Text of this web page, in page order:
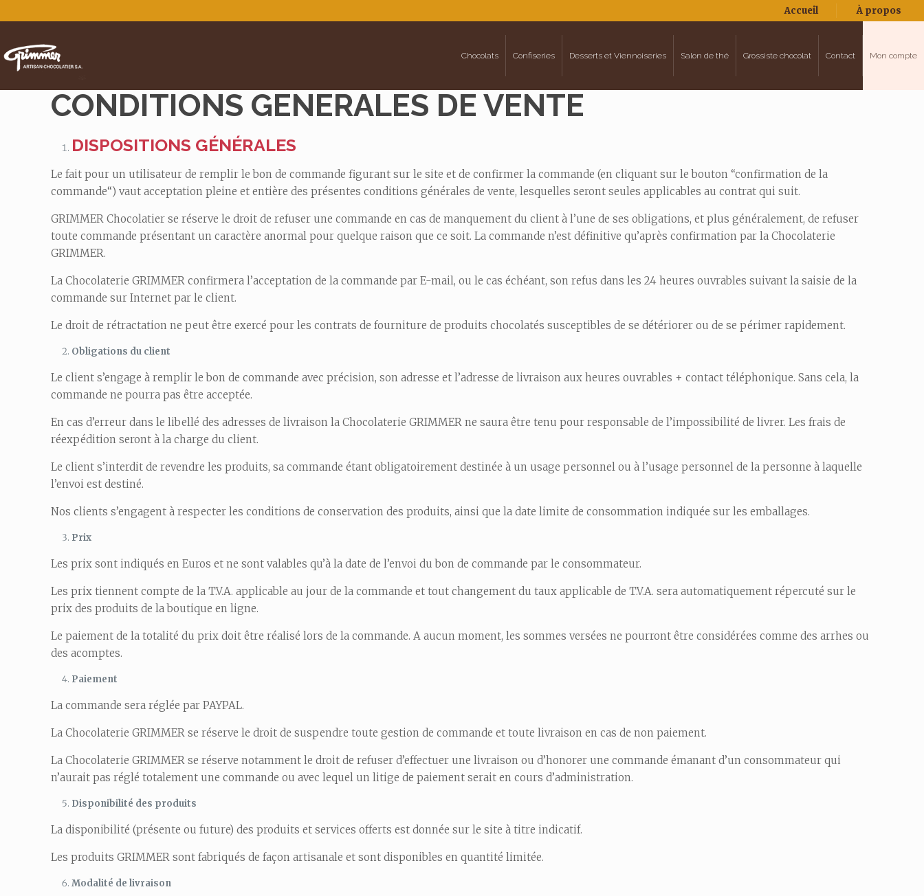
Accueil À propos
Chocolats Confiseries Desserts et Viennoiseries Salon de thé Grossiste chocolat Contact Mon compte
CONDITIONS GENERALES DE VENTE
DISPOSITIONS GÉNÉRALES
Le fait pour un utilisateur de remplir le bon de commande figurant sur le site et de confirmer la commande (en cliquant sur le bouton “confirmation de la
commande“) vaut acceptation pleine et entière des présentes conditions générales de vente, lesquelles seront seules applicables au contrat qui suit.
GRIMMER Chocolatier se réserve le droit de refuser une commande en cas de manquement du client à l’une de ses obligations, et plus généralement, de refuser
toute commande présentant un caractère anormal pour quelque raison que ce soit. La commande n’est définitive qu’après confirmation par la Chocolaterie
GRIMMER.
La Chocolaterie GRIMMER confirmera l’acceptation de la commande par E-mail, ou le cas échéant, son refus dans les 24 heures ouvrables suivant la saisie de la
commande sur Internet par le client.
Le droit de rétractation ne peut être exercé pour les contrats de fourniture de produits chocolatés susceptibles de se détériorer ou de se périmer rapidement.
Obligations du client
Le client s’engage à remplir le bon de commande avec précision, son adresse et l’adresse de livraison aux heures ouvrables + contact téléphonique. Sans cela, la
commande ne pourra pas être acceptée.
En cas d’erreur dans le libellé des adresses de livraison la Chocolaterie GRIMMER ne saura être tenu pour responsable de l’impossibilité de livrer. Les frais de
réexpédition seront à la charge du client.
Le client s’interdit de revendre les produits, sa commande étant obligatoirement destinée à un usage personnel ou à l’usage personnel de la personne à laquelle
l’envoi est destiné.
Nos clients s’engagent à respecter les conditions de conservation des produits, ainsi que la date limite de consommation indiquée sur les emballages.
Prix
Les prix sont indiqués en Euros et ne sont valables qu’à la date de l’envoi du bon de commande par le consommateur.
Les prix tiennent compte de la T.V.A. applicable au jour de la commande et tout changement du taux applicable de T.V.A. sera automatiquement répercuté sur le
prix des produits de la boutique en ligne.
Le paiement de la totalité du prix doit être réalisé lors de la commande. A aucun moment, les sommes versées ne pourront être considérées comme des arrhes ou
des acomptes.
Paiement
La commande sera réglée par PAYPAL.
La Chocolaterie GRIMMER se réserve le droit de suspendre toute gestion de commande et toute livraison en cas de non paiement.
La Chocolaterie GRIMMER se réserve notamment le droit de refuser d’effectuer une livraison ou d’honorer une commande émanant d’un consommateur qui
n’aurait pas réglé totalement une commande ou avec lequel un litige de paiement serait en cours d’administration.
Disponibilité des produits
La disponibilité (présente ou future) des produits et services offerts est donnée sur le site à titre indicatif.
Les produits GRIMMER sont fabriqués de façon artisanale et sont disponibles en quantité limitée.
Modalité de livraison